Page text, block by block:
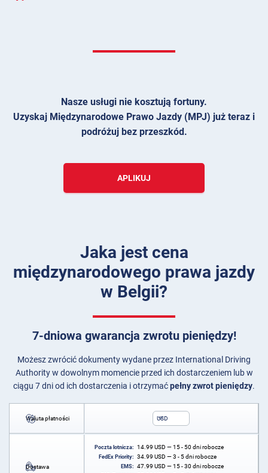
Nasze usługi nie kosztują fortuny.
Uzyskaj Międzynarodowe Prawo Jazdy (MPJ) już teraz i
podróżuj bez przeszkód.
APLIKUJ
Jaka jest cena
międzynarodowego prawa jazdy
w Belgii?
7-dniowa gwarancja zwrotu pieniędzy!
Możesz zwrócić dokumenty wydane przez International Driving
Authority w dowolnym momencie przed ich dostarczeniem lub w
ciągu 7 dni od ich dostarczenia i otrzymaćpełny zwrot pieniędzy.
Waluta płatności USD
Dostawa
Poczta lotnicza: 14.99 USD — 15 - 50 dni robocze
FedEx Priority: 34.99 USD — 3 - 5 dni robocze
EMS: 47.99 USD — 15 - 30 dni robocze